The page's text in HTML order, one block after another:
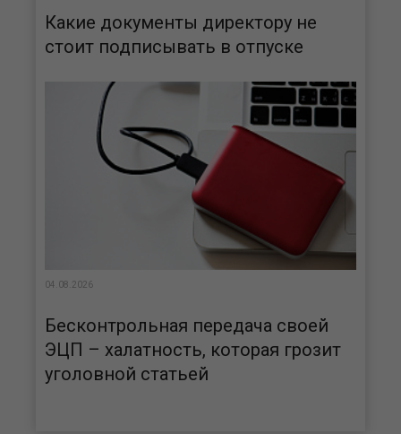
Какие документы директору не
стоит подписывать в отпуске
04.08.2026
Бесконтрольная передача своей
ЭЦП – халатность, которая грозит
уголовной статьей